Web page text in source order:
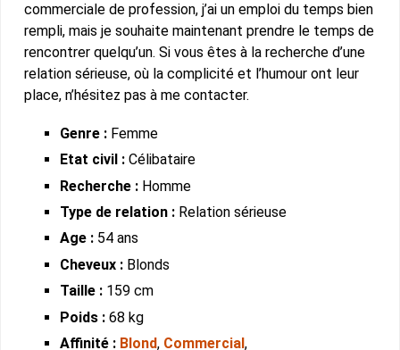
commerciale de profession, j’ai un emploi du temps bien
rempli, mais je souhaite maintenant prendre le temps de
rencontrer quelqu’un. Si vous êtes à la recherche d’une
relation sérieuse, où la complicité et l’humour ont leur
place, n’hésitez pas à me contacter.
Genre : Femme
Etat civil : Célibataire
Recherche : Homme
Type de relation : Relation sérieuse
Age : 54 ans
Cheveux : Blonds
Taille : 159 cm
Poids : 68 kg
Affinité : Blond, Commercial,